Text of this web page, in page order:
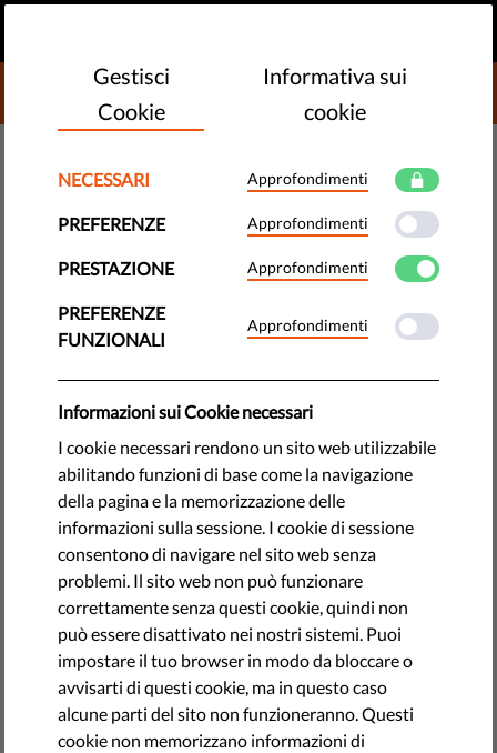
DONATE TO LIBERTIES
Intelligenza artificiale: l'etica
può essere molto costosa
Una conferenza a Tallin discute l'impatto dell'intelligenza
artificiale sui diritti umani. Questo è quanto sostenuto
dall'esperto digitale di Liberties.
by LibertiesEU
Gestisci
Cookie
Informativa sui
cookie
NECESSARI Approfondimenti
PREFERENZE Approfondimenti
PRESTAZIONE Approfondimenti
PREFERENZE
FUNZIONALI
Approfondimenti
Informazioni sui Cookie necessari
I cookie necessari rendono un sito web utilizzabile
abilitando funzioni di base come la navigazione
della pagina e la memorizzazione delle
informazioni sulla sessione. I cookie di sessione
consentono di navigare nel sito web senza
problemi. Il sito web non può funzionare
correttamente senza questi cookie, quindi non
può essere disattivato nei nostri sistemi. Puoi
impostare il tuo browser in modo da bloccare o
avvisarti di questi cookie, ma in questo caso
alcune parti del sito non funzioneranno. Questi
cookie non memorizzano informazioni di